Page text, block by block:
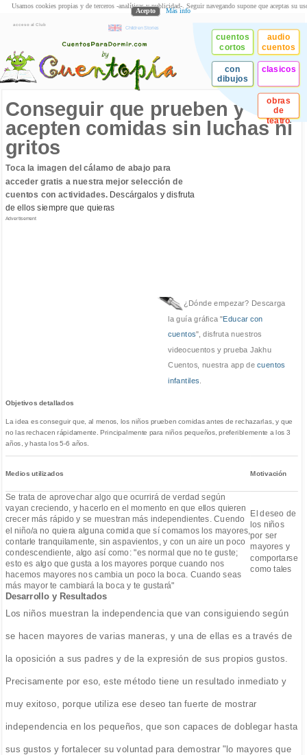
acceso al Club
Children Stories
cuentos
cortos
audio
cuentos
con
dibujos
clasicos
obras
de
teatro
Conseguir que prueben y
acepten comidas sin luchas ni
gritos
Toca la imagen del cálamo de abajo para
acceder gratis a nuestra mejor selección de
cuentos con actividades.Descárgalos y disfruta
de ellos siempre que quieras
Advertisement
¿Dónde empezar? Descarga
la guía gráfica "Educar con
cuentos", disfruta nuestros
videocuentos y prueba Jakhu
Cuentos, nuestra app decuentos
infantiles
Objetivos detallados
La idea es conseguir que, al menos, los niños prueben comidas antes de rechazarlas, y que
no las rechacen rápidamente. Principalmente para niños pequeños, preferiblemente a los 3
años, y hasta los 5-6 años.
Medios utilizados Motivación
Se trata de aprovechar algo que ocurrirá de verdad según
vayan creciendo, y hacerlo en el momento en que ellos quieren
crecer más rápido y se muestran más independientes. Cuendo
el niño/a no quiera alguna comida que sí comamos los mayores,
contarle tranquilamente, sin aspavientos, y con un aire un poco
condescendiente, algo así como: "es normal que no te guste;
esto es algo que gusta a los mayores porque cuando nos
hacemos mayores nos cambia un poco la boca. Cuando seas
más mayor te cambiará la boca y te gustará"
El deseo de
los niños
por ser
mayores y
comportarse
como tales
Desarrollo y Resultados
Los niños muestran la independencia que van consiguiendo según
se hacen mayores de varias maneras, y una de ellas es a través de
la oposición a sus padres y de la expresión de sus propios gustos.
Precisamente por eso, este método tiene un resultado inmediato y
muy exitoso, porque utiliza ese deseo tan fuerte de mostrar
independencia en los pequeños, que son capaces de doblegar hasta
sus gustos y fortalecer su voluntad para demostrar "lo mayores que
Usamos cookies propias y de terceros -analíticas y publicidad-. Seguir navegando supone que aceptas su
Acepto Más info